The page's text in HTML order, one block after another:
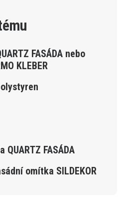
FASÁDA nebo
KLEBER
FASÁDA
omítka SILDEKOR